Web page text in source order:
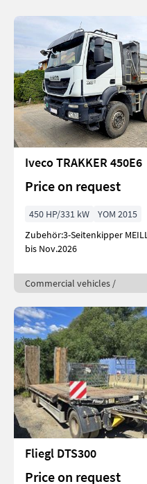
Iveco TRAKKER 450E6
Price on request
450 HP/331 kW
YOM 2015
Zubehör:3-Seitenkipper
bis Nov.2026
Commercial vehicles /
Fliegl DTS300
Price on request